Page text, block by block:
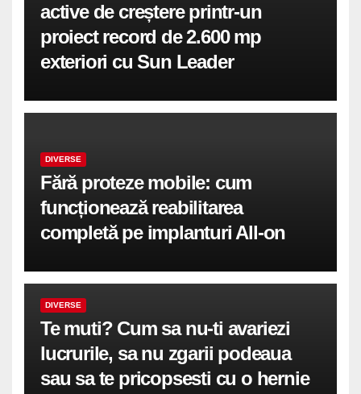
active de creștere printr-un
proiect record de 2.600 mp
exteriori cu Sun Leader
DIVERSE
Fără proteze mobile: cum
funcționează reabilitarea
completă pe implanturi All-on
DIVERSE
Te muti? Cum sa nu-ti avariezi
lucrurile, sa nu zgarii podeaua
sau sa te pricopsesti cu o hernie